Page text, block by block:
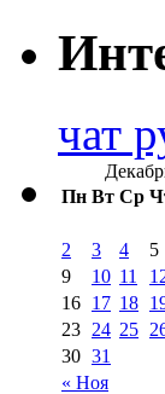
чат
Пн Вт Ср
« Ноя
2
3 4 5
9
10 11
16 17 18
23 24 25
30 31